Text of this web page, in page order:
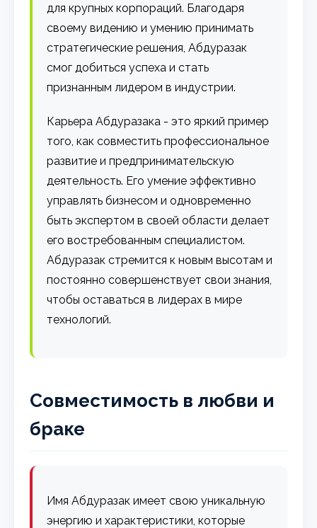
для крупных корпораций. Благодаря
своему видению и умению принимать
стратегические решения, Абдуразак
смог добиться успеха и стать
признанным лидером в индустрии.
Карьера Абдуразака - это яркий пример
того, как совместить профессиональное
развитие и предпринимательскую
деятельность. Его умение эффективно
управлять бизнесом и одновременно
быть экспертом в своей области делает
его востребованным специалистом.
Абдуразак стремится к новым высотам и
постоянно совершенствует свои знания,
чтобы оставаться в лидерах в мире
технологий.
Совместимость в любви и
браке
Имя Абдуразак имеет свою уникальную
энергию и характеристики, которые